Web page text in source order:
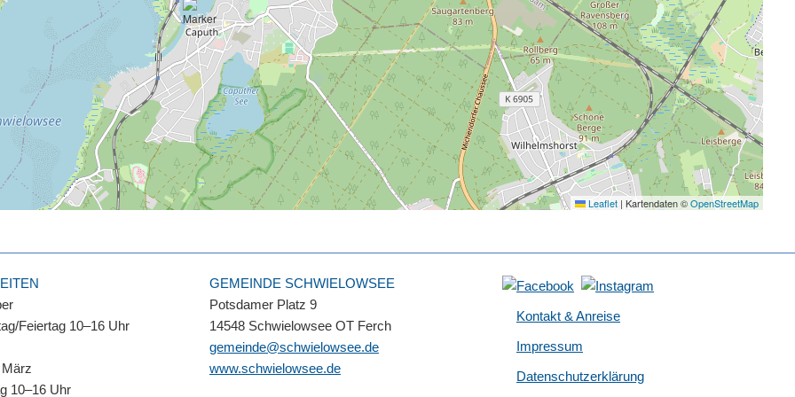
Leaflet | Kartendaten ©OpenStreetMap
Feiertag 10–16 Uhr
März
10–16 Uhr
GEMEINDE SCHWIELOWSEE
Potsdamer Platz 9
14548 Schwielowsee OT Ferch
gemeinde@schwielowsee.de
www.schwielowsee.de
Kontakt & Anreise
Impressum
Datenschutzerklärung